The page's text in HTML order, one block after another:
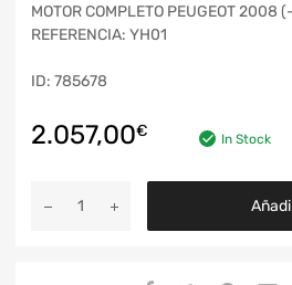
MOTOR COMPLETO PEUGEOT 2008
REFERENCIA: YH01
ID: 785678
2.057,00€ In Stock